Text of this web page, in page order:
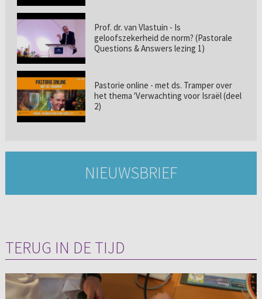
Prof. dr. van Vlastuin - Is
geloofszekerheid de norm? (Pastorale
Questions & Answers lezing 1)
Pastorie online - met ds. Tramper over
het thema 'Verwachting voor Israël (deel
2)
NIEUWSBRIEF
TERUG IN DE TIJD